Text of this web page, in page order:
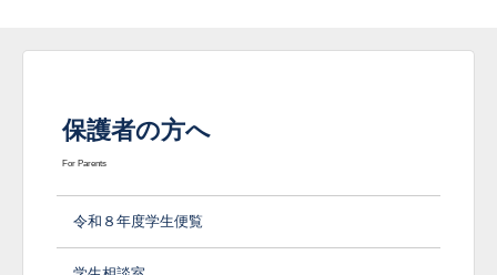
保護者の方へ
For Parents
令和８年度学生便覧